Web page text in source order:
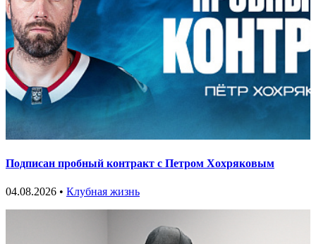
Подписан пробный контракт с Петром Хохряковым
04.08.2026 • Клубная жизнь